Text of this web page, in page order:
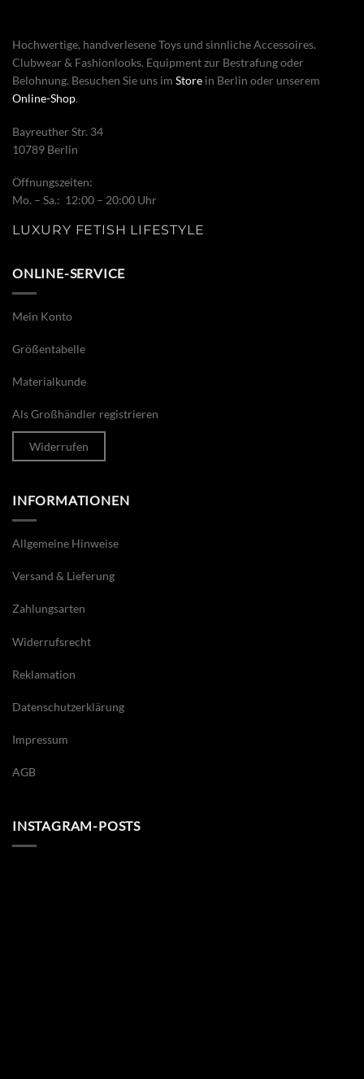
Hochwertige, handverlesene Toys und sinnliche Accessoires.
Clubwear & Fashionlooks. Equipment zur Bestrafung oder
Belohnung. Besuchen Sie uns im Store in Berlin oder unserem
Online-Shop.
Bayreuther Str. 34
10789 Berlin
Öffnungszeiten:
Mo. – Sa.: 12:00 – 20:00 Uhr
LUXURY FETISH LIFESTYLE
ONLINE-SERVICE
Mein Konto
Größentabelle
Materialkunde
Als Großhändler registrieren
Widerrufen
INFORMATIONEN
Allgemeine Hinweise
Versand & Lieferung
Zahlungsarten
Widerrufsrecht
Reklamation
Datenschutzerklärung
Impressum
AGB
INSTAGRAM-POSTS